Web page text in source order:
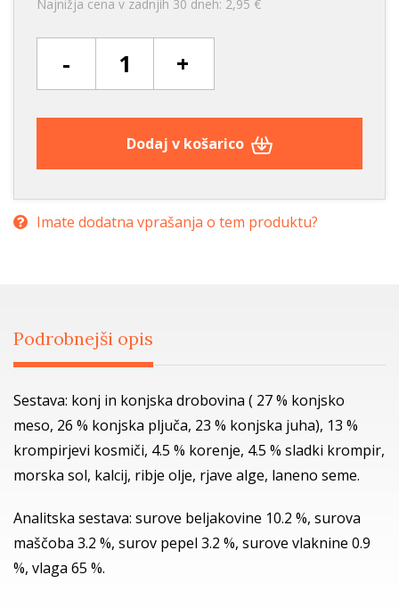
Najnižja cena v zadnjih 30 dneh: 2,95 €
- +
Dodaj v košarico
Imate dodatna vprašanja o tem produktu?
Podrobnejši opis
Sestava: konj in konjska drobovina ( 27 % konjsko
meso, 26 % konjska pljuča, 23 % konjska juha), 13 %
krompirjevi kosmiči, 4.5 % korenje, 4.5 % sladki krompir,
morska sol, kalcij, ribje olje, rjave alge, laneno seme.
Analitska sestava: surove beljakovine 10.2 %, surova
maščoba 3.2 %, surov pepel 3.2 %, surove vlaknine 0.9
%, vlaga 65 %.